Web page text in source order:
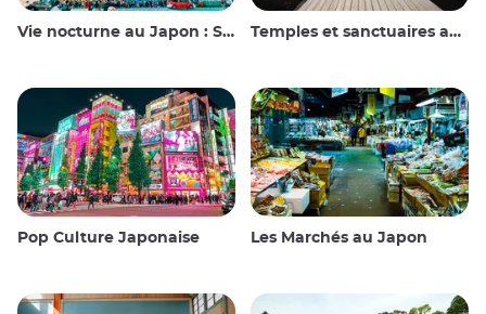
Vie nocturne au Japon : Sortir, voir et boire Temples et sanctuaires au Japon
Pop Culture Japonaise Les Marchés au Japon